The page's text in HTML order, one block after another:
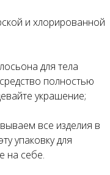
и хлорированной
для тела
полностью
украшение;
все изделия в
упаковку для
на себе.